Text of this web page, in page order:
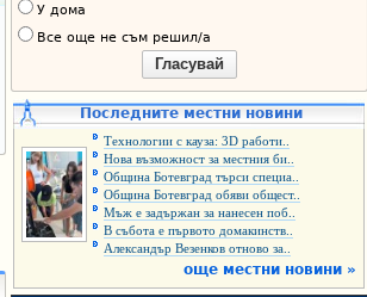
У дома
Все още не съм решил/а
Гласувай
Последните местни новини
Технологии с кауза: 3D работи..
Нова възможност за местния би..
Община Ботевград търси специа..
Община Ботевград обяви общест..
Мъж е задържан за нанесен поб..
В събота е първото домакинств..
Александър Везенков отново за..
още местни новини »